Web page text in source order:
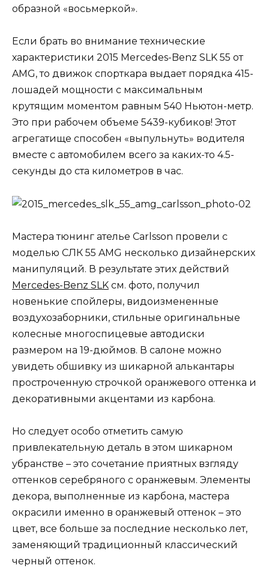
образной «восьмеркой».
Если брать во внимание технические
характеристики 2015 Mercedes-Benz SLK 55 от
AMG, то движок спорткара выдает порядка 415-
лошадей мощности с максимальным
крутящим моментом равным 540 Ньютон-метр.
Это при рабочем объеме 5439-кубиков! Этот
агрегатище способен «выпульнуть» водителя
вместе с автомобилем всего за каких-то 4.5-
секунды до ста километров в час.
Мастера тюнинг ателье Carlsson провели с
моделью СЛК 55 AMG несколько дизайнерских
манипуляций. В результате этих действий
Mercedes-Benz SLK см. фото, получил
новенькие спойлеры, видоизмененные
воздухозаборники, стильные оригинальные
колесные многоспицевые автодиски
размером на 19-дюймов. В салоне можно
увидеть обшивку из шикарной алькантары
простроченную строчкой оранжевого оттенка и
декоративными акцентами из карбона.
Но следует особо отметить самую
привлекательную деталь в этом шикарном
убранстве – это сочетание приятных взгляду
оттенков серебряного с оранжевым. Элементы
декора, выполненные из карбона, мастера
окрасили именно в оранжевый оттенок – это
цвет, все больше за последние несколько лет,
заменяющий традиционный классический
черный оттенок.